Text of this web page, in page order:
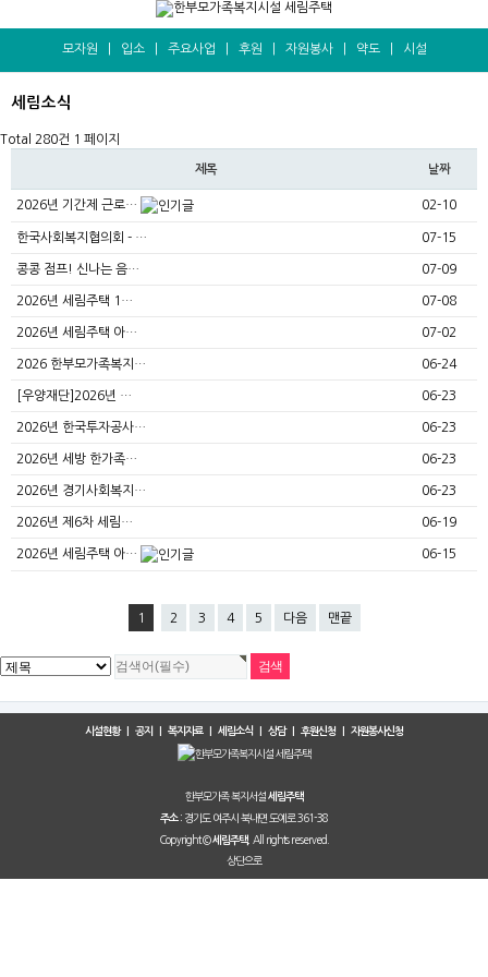
모자원 입소| 주요사업 후원 자원봉사| 약도| 시설
세림소식
Total 280건 1 페이지
제목 날짜
2026년 기간제 근로… 02-10
한국사회복지협의회 - … 07-15
콩콩 점프! 신나는 음… 07-09
2026년 세림주택 1… 07-08
2026년 세림주택 아… 07-02
2026 한부모가족복지… 06-24
[우양재단]2026년 … 06-23
2026년 한국투자공사… 06-23
2026년 세방 한가족… 06-23
2026년 경기사회복지… 06-23
2026년 제6차 세림… 06-19
2026년 세림주택 아… 06-15
1 2 3 4 5 다음 맨끝
시설현황| 공지 복지자료| 세림소식 |상담|후원신청 |자원봉사신청
한부모가족 복지서설 세림주택
주소 : 경기도 여주시 북내면 도예로 361-38
Copyright ©세림주택. All rights reserved.
상단으로